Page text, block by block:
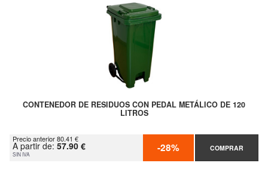
CONTENEDOR DE RESIDUOS CON PEDAL METÁLICO DE 120
LITROS
Precio anterior 80.41 €
A partir de: 57.90 €
SIN IVA -28% COMPRAR